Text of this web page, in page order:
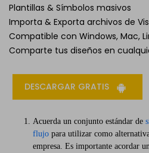
Plantillas & Símbolos masivos
Importa & Exporta archivos de
Compatible con Windows, Mac,
Comparte tus diseños en
DESCARGAR GRATIS
Acuerda un conjunto estándar de
flujo para utilizar como
empresa. Es importante acordar